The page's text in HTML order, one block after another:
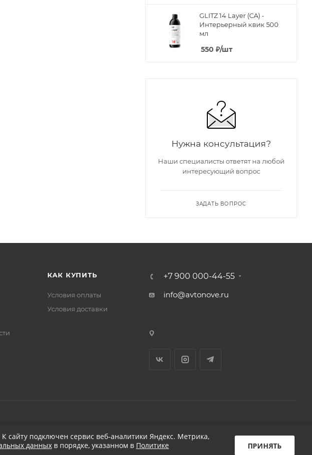
GLITZ 14 Layer (CA) -
Интерьерный квик 500
мл
550 ₽/шт
Нужна консультация?
Наши специалисты ответят на любой
интересующий вопрос
ЗАДАТЬ ВОПРОС
КАК КУПИТЬ
Условия оплаты
Условия доставки
+7 900 000-44-55
info@avtonove.ru
Разработано в KAPUSTA LAB
подключен сервис веб-аналитики Яндекс. Метрика,
данных в порядке, указанном в Политике
ПРИНЯТЬ